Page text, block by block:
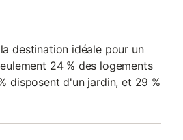
destination idéale pour un
24 % des logements
disposent d'un jardin, et 29 %